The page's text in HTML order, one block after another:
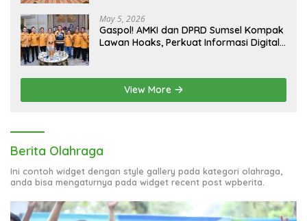
May 5, 2026
Gaspol! AMKI dan DPRD Sumsel Kompak
Lawan Hoaks, Perkuat Informasi Digital
View More
Berita Olahraga
Ini contoh widget dengan style gallery pada kategori olahraga,
anda bisa mengaturnya pada widget recent post wpberita.